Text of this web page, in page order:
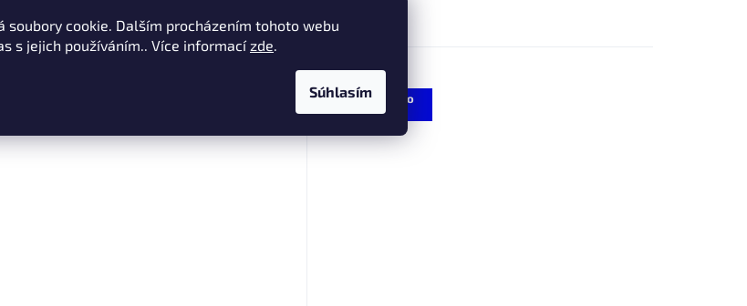
soubory cookie. Dalším procházením tohoto webu
s jejich používáním.. Více informacízde
Súhlasím
(DSM025) White (DSM026)
Zľava 7 % po
registrácii